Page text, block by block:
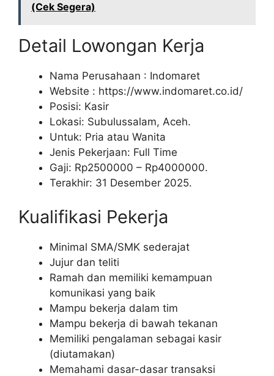
(Cek Segera)
Detail Lowongan Kerja
Nama Perusahaan : Indomaret
Website : https://www.indomaret.co.id/
Posisi: Kasir
Lokasi: Subulussalam, Aceh.
Untuk: Pria atau Wanita
Jenis Pekerjaan: Full Time
Gaji: Rp2500000 – Rp4000000.
Terakhir: 31 Desember 2025.
Kualifikasi Pekerja
Minimal SMA/SMK sederajat
Jujur dan teliti
Ramah dan memiliki kemampuan
komunikasi yang baik
Mampu bekerja dalam tim
Mampu bekerja di bawah tekanan
Memiliki pengalaman sebagai kasir
(diutamakan)
Memahami dasar-dasar transaksi